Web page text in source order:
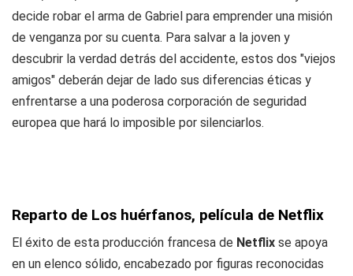
decide robar el arma de Gabriel para emprender una misión
de venganza por su cuenta. Para salvar a la joven y
descubrir la verdad detrás del accidente, estos dos "viejos
amigos" deberán dejar de lado sus diferencias éticas y
enfrentarse a una poderosa corporación de seguridad
europea que hará lo imposible por silenciarlos.
Reparto de Los huérfanos, película de Netflix
El éxito de esta producción francesa de Netflix se apoya
en un elenco sólido, encabezado por figuras reconocidas